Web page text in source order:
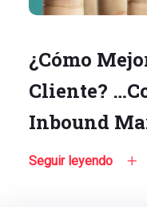
¿Cómo
Cliente?
Inbound
Seguir leyendo